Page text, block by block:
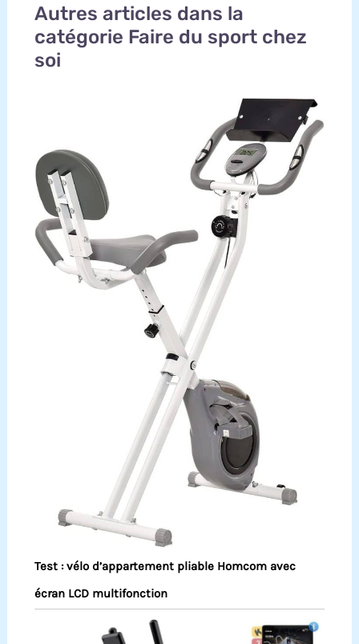
Autres articles dans la
catégorie Faire du sport chez
soi
Test : vélo d’appartement pliable Homcom avec
écran LCD multifonction